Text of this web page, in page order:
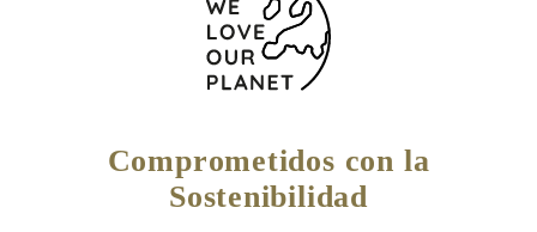
Comprometidos con la
Sostenibilidad